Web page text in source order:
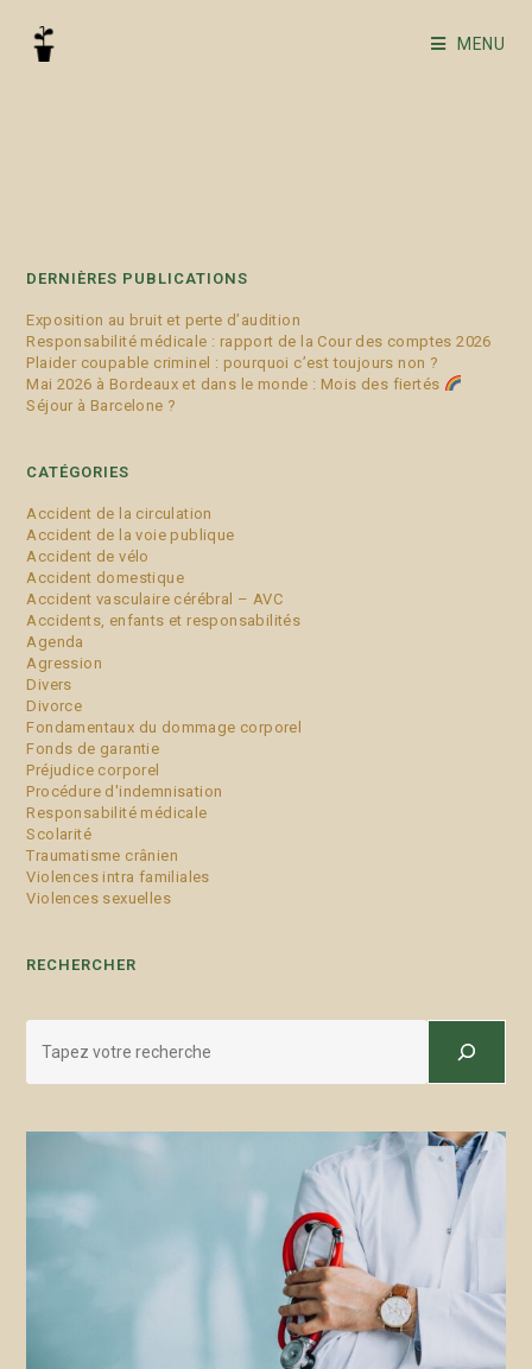
MENU
DERNIÈRES PUBLICATIONS
Exposition au bruit et perte d’audition
Responsabilité médicale : rapport de la Cour des comptes 2026
Plaider coupable criminel : pourquoi c’est toujours non ?
Mai 2026 à Bordeaux et dans le monde : Mois des fiertés
Séjour à Barcelone ?
CATÉGORIES
Accident de la circulation
Accident de la voie publique
Accident de vélo
Accident domestique
Accident vasculaire cérébral – AVC
Accidents, enfants et responsabilités
Agenda
Agression
Divers
Divorce
Fondamentaux du dommage corporel
Fonds de garantie
Préjudice corporel
Procédure d'indemnisation
Responsabilité médicale
Scolarité
Traumatisme crânien
Violences intra familiales
Violences sexuelles
RECHERCHER